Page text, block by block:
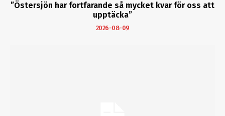
”Östersjön har fortfarande så mycket kvar för oss att
upptäcka”
2026-08-09